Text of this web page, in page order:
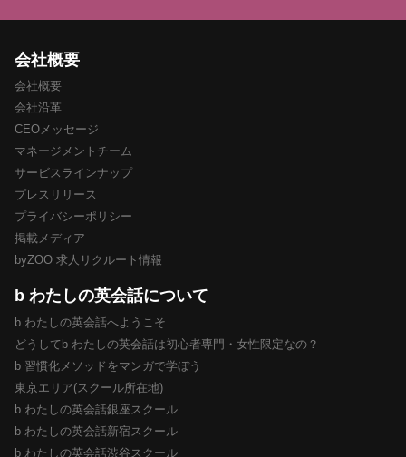
会社概要
会社概要
会社沿革
CEOメッセージ
マネージメントチーム
サービスラインナップ
プレスリリース
プライバシーポリシー
掲載メディア
byZOO 求人リクルート情報
b わたしの英会話について
b わたしの英会話へようこそ
どうしてb わたしの英会話は初心者専門・女性限定なの？
b 習慣化メソッドをマンガで学ぼう
東京エリア(スクール所在地)
b わたしの英会話銀座スクール
b わたしの英会話新宿スクール
b わたしの英会話渋谷スクール